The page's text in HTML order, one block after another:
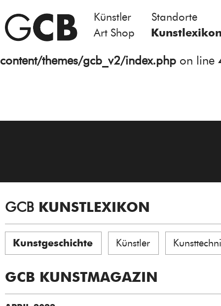
Notice: Undefined variable: atts in
/homepages/21/d13550920/htdocs/
content/themes/gcb_v2/index.php on line
Künstler
Standorte
Art Shop
GCB KUNSTLEXIKON
Kunstgeschichte Künstler
GCB KUNSTMAGAZIN